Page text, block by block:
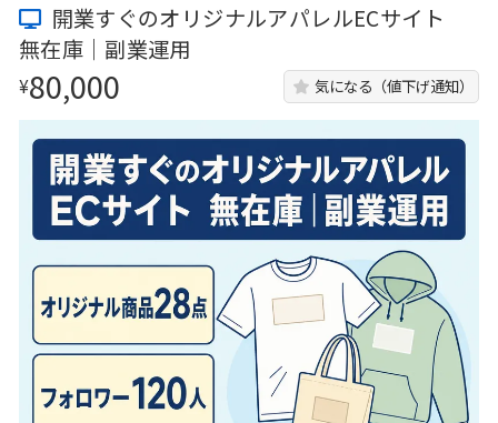
開業すぐのオリジナルアパレルECサイト
無在庫｜副業運用
¥80,000 気になる（値下げ通知）